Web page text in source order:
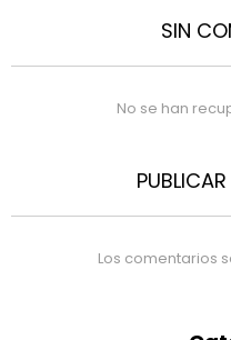
SIN
No se han
Los comentarios